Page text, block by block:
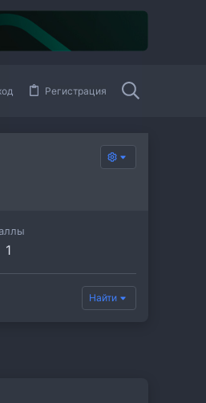
Регистрация
1
Найти